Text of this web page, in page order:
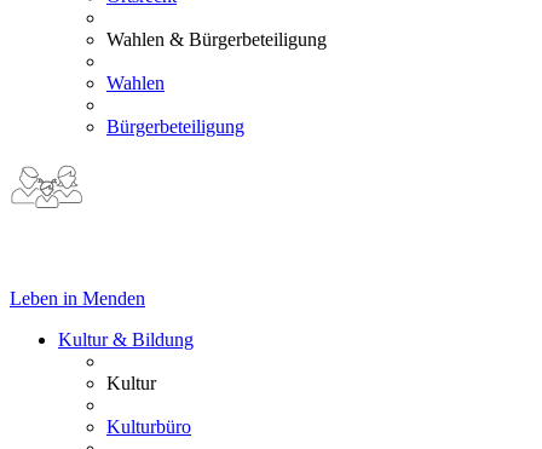
Wahlen & Bürgerbeteiligung
Wahlen
Bürgerbeteiligung
Leben in Menden
Kultur & Bildung
Kultur
Kulturbüro